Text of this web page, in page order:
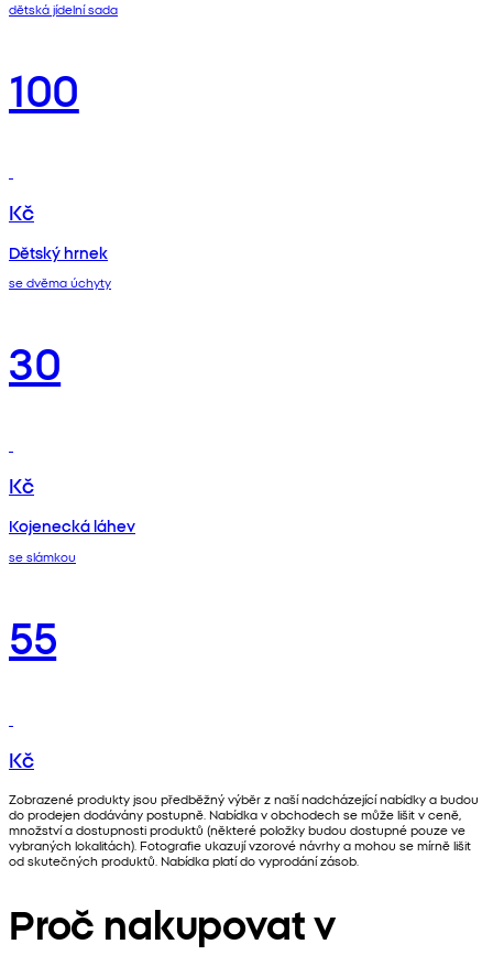
dětská jídelní sada
100
Kč
Dětský hrnek
se dvěma úchyty
30
Kč
Kojenecká láhev
se slámkou
55
Kč
Zobrazené produkty jsou předběžný výběr z naší nadcházející nabídky a budou
do prodejen dodávány postupně. Nabídka v obchodech se může lišit v ceně,
množství a dostupnosti produktů (některé položky budou dostupné pouze ve
vybraných lokalitách). Fotografie ukazují vzorové návrhy a mohou se mírně lišit
od skutečných produktů. Nabídka platí do vyprodání zásob.
Proč nakupovat v